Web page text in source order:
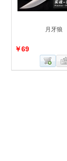
月牙狼
￥69